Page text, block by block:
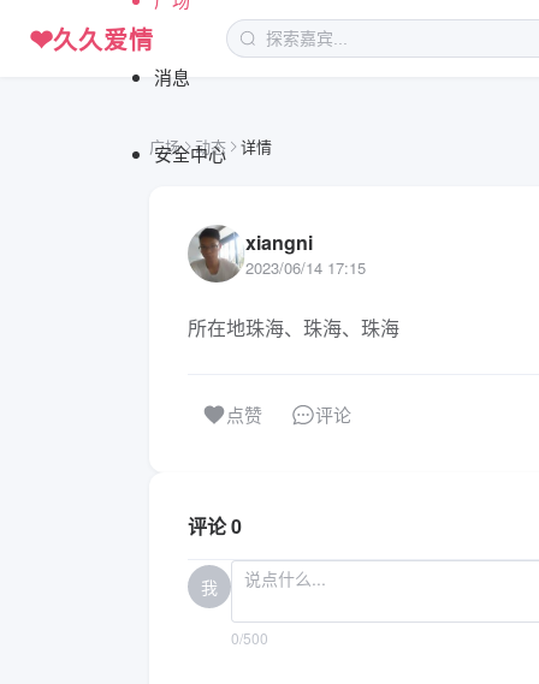
❤久久爱情
消息
安全中心
广场 动态 详情
xiangni
2023/06/14 17:15
所在地珠海、珠海、珠海
点赞 评论
评论 0
我
0/500